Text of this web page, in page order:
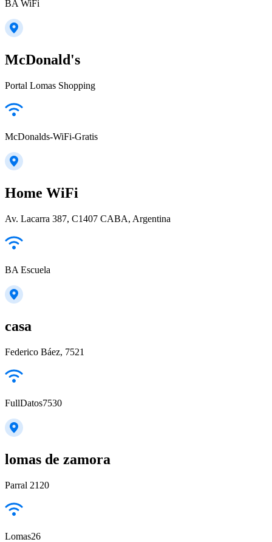
BA WiFi
McDonald's
Portal Lomas Shopping
McDonalds-WiFi-Gratis
Home WiFi
Av. Lacarra 387, C1407 CABA, Argentina
BA Escuela
casa
Federico Báez, 7521
FullDatos7530
lomas de zamora
Parral 2120
Lomas26